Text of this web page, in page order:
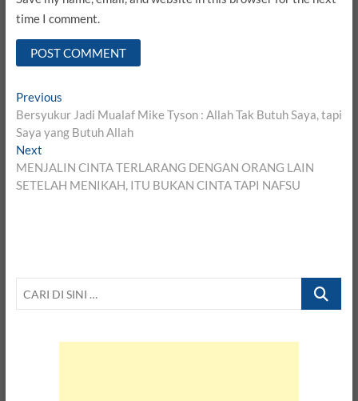
time I comment.
Post
navigation
PreviousPrevious
post:
Bersyukur Jadi Mualaf Mike Tyson : Allah Tak Butuh Saya, tapi
Saya yang Butuh Allah
NextNext
post:
MENJALIN CINTA TERLARANG DENGAN ORANG LAIN
SETELAH MENIKAH, ITU BUKAN CINTA TAPI NAFSU
CARI